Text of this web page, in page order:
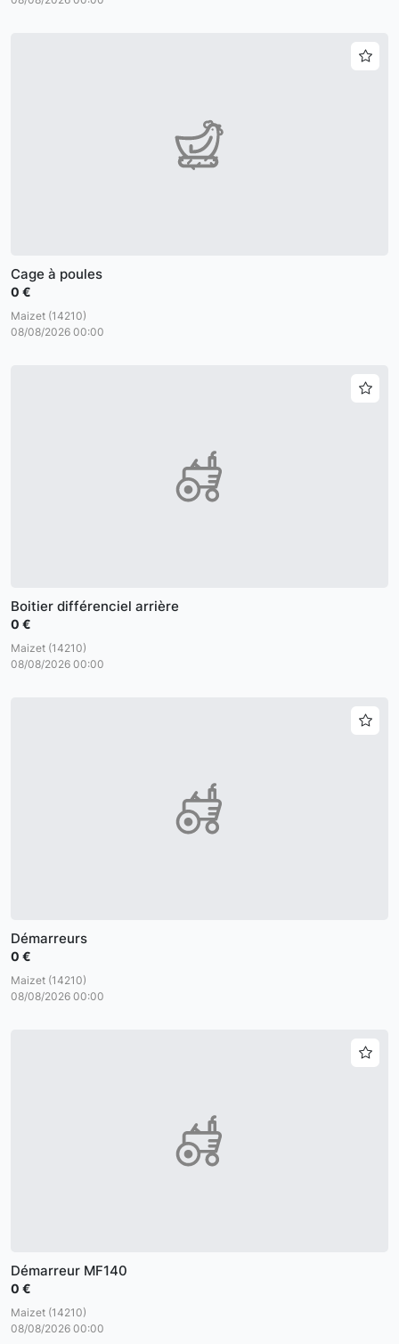
Cage à poules
0 €
Maizet (14210)
08/08/2026 00:00
Boitier différenciel arrière
0 €
Maizet (14210)
08/08/2026 00:00
Démarreurs
0 €
Maizet (14210)
08/08/2026 00:00
Démarreur MF140
0 €
Maizet (14210)
08/08/2026 00:00